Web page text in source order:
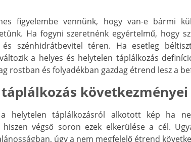
figyelembe vennünk, hogy van-e bármi
Ha fogyni szeretnénk egyértelmű, hogy
és szénhidrátbevitel téren. Ha esetleg
a helyes és helytelen táplálkozás
rostban és folyadékban gazdag étrend lesz a
következményei
helytelen táplálkozásról alkotott kép ha
hiszen végső soron ezek elkerülése a cél.
úgy a nem megfelelő étrend